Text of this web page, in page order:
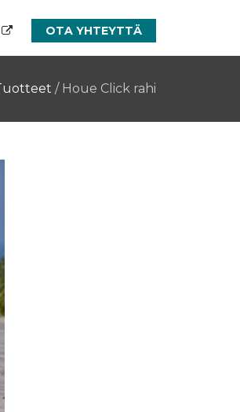
OTA YHTEYTTÄ
/ Houe Click rahi